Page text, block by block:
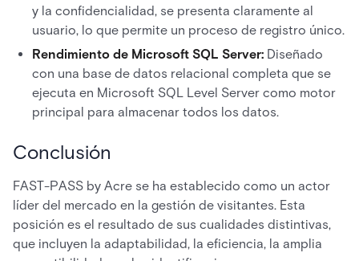
y la confidencialidad, se presenta claramente al
usuario, lo que permite un proceso de registro único.
Rendimiento de Microsoft SQL Server: Diseñado
con una base de datos relacional completa que se
ejecuta en Microsoft SQL Level Server como motor
principal para almacenar todos los datos.
Conclusión
FAST-PASS by Acre se ha establecido como un actor
líder del mercado en la gestión de visitantes. Esta
posición es el resultado de sus cualidades distintivas,
que incluyen la adaptabilidad, la eficiencia, la amplia